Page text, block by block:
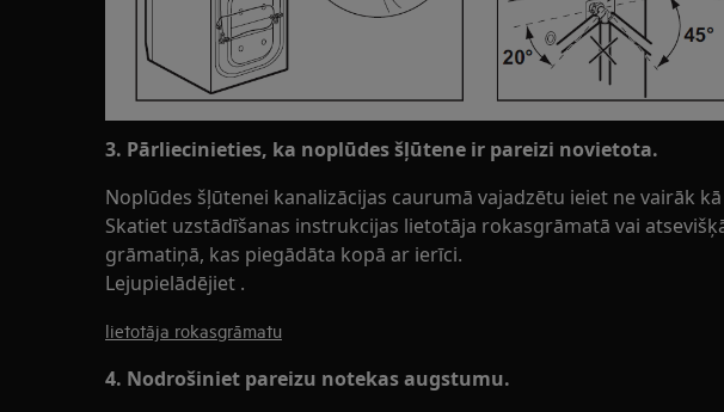
3. Pārliecinieties, ka noplūdes šļūtene ir pareizi novietota.
Noplūdes šļūtenei kanalizācijas caurumā vajadzētu ieiet ne vairāk kā
Skatiet uzstādīšanas instrukcijas lietotāja rokasgrāmatā vai
grāmatiņā, kas piegādāta kopā ar ierīci.
Lejupielādējiet .
lietotāja rokasgrāmatu
4. Nodrošiniet pareizu notekas augstumu.